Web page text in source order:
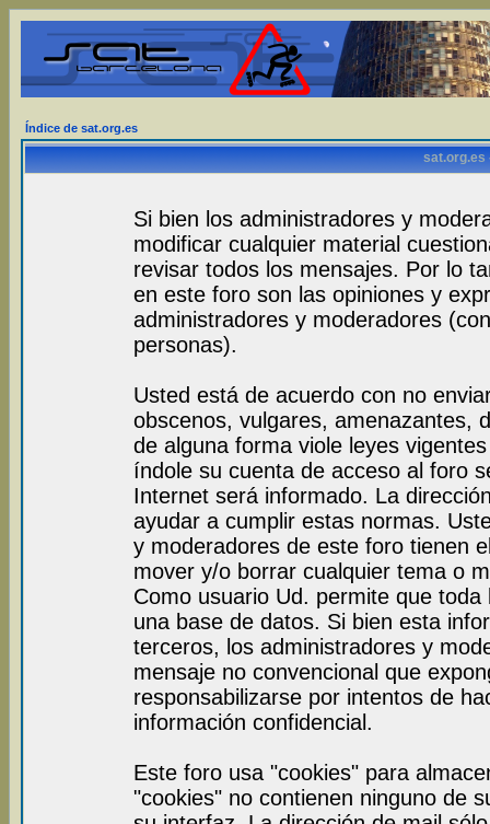
Índice de sat.org.es
sat.org.es
Si bien los administradores y
modificar cualquier material
revisar todos los mensajes. Por lo
en este foro son las opiniones y
administradores y moderadores
personas).
Usted está de acuerdo con no
obscenos, vulgares, amenazantes,
de alguna forma viole leyes
índole su cuenta de acceso al foro
Internet será informado. La
ayudar a cumplir estas normas.
y moderadores de este foro tienen
mover y/o borrar cualquier tema o
Como usuario Ud. permite que
una base de datos. Si bien esta
terceros, los administradores y
mensaje no convencional que
responsabilizarse por intentos de
información confidencial.
Este foro usa "cookies" para
"cookies" no contienen ninguno de